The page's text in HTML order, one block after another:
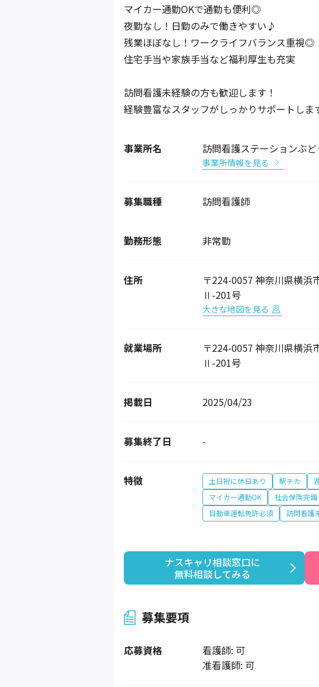
マイカー通勤OKで通勤も便利◎
夜勤なし！日勤のみで働きやすい♪
残業ほぼなし！ワークライフバランス重視◎
住宅手当や家族手当など福利厚生も充実
訪問看護未経験の方も歓迎します！
経験豊富なスタッフがしっかりサポートしま
事業所名 訪問看護ステーションぶど
事業所情報を見る
募集職種 訪問看護師
勤務形態 非常勤
住所
〒224-0057 神奈川県横浜
Ⅱ-201号
大きな地図を見る
就業場所
〒224-0057 神奈川県横浜
Ⅱ-201号
掲載日 2025/04/23
募集終了日 -
特徴 土日祝に休日あり 駅チカ
マイカー通勤OK
社会保険完備
自動車運転免許必須
訪問看護
ナスキャリ相談窓口に
無料相談してみる
募集要項
応募資格
看護師: 可
准看護師: 可